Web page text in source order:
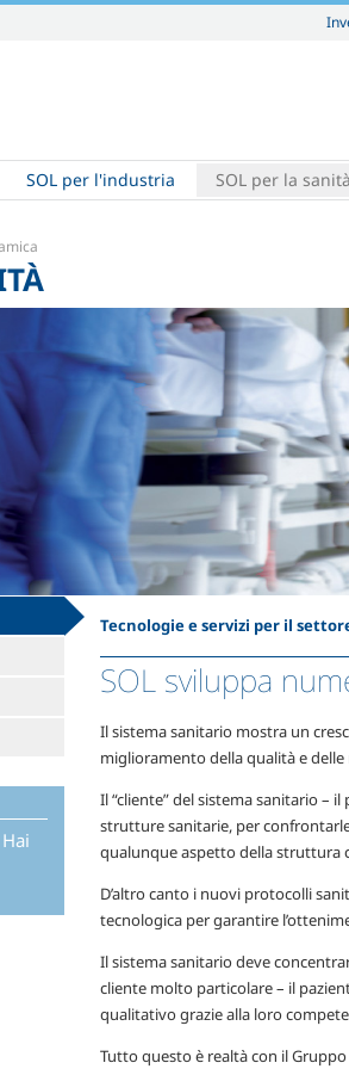
SOL per l'industria SOL per la sanità
Tecnologie e servizi per il
SOL sviluppa
Il sistema sanitario mostra un
miglioramento della qualità e
Il “cliente” del sistema sanitario –
strutture sanitarie, per
qualunque aspetto della struttura
D’altro canto i nuovi protocolli
tecnologica per garantire
Il sistema sanitario deve
cliente molto particolare – il
qualitativo grazie alla loro
Tutto questo è realtà con il